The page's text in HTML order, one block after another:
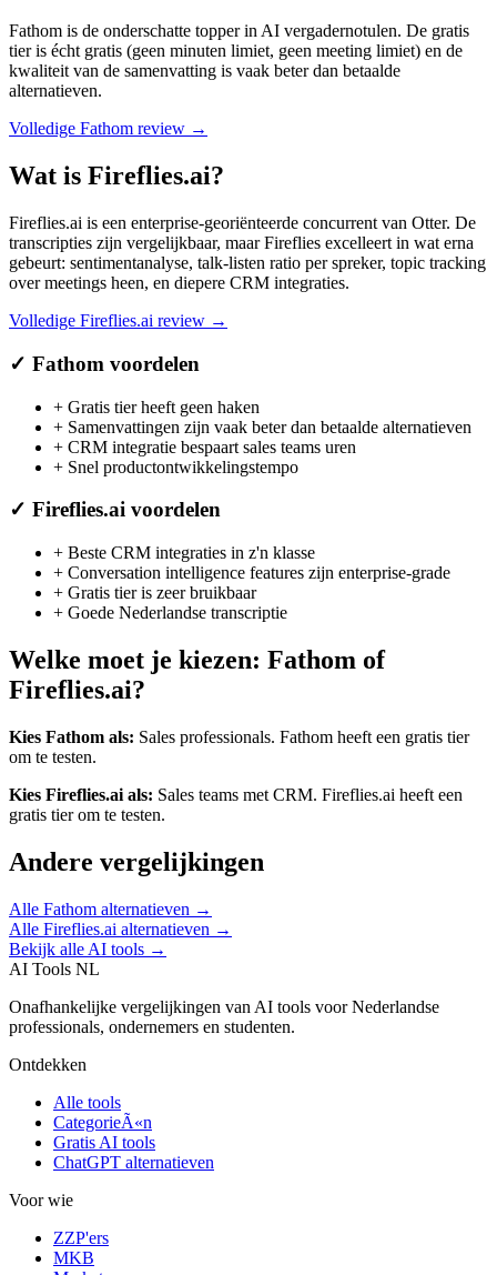
Fathom is de onderschatte topper in AI vergadernotulen. De gratis
tier is écht gratis (geen minuten limiet, geen meeting limiet) en de
kwaliteit van de samenvatting is vaak beter dan betaalde
alternatieven.
Volledige Fathom review →
Wat is Fireflies.ai?
Fireflies.ai is een enterprise-georiënteerde concurrent van Otter. De
transcripties zijn vergelijkbaar, maar Fireflies excelleert in wat erna
gebeurt: sentimentanalyse, talk-listen ratio per spreker, topic tracking
over meetings heen, en diepere CRM integraties.
Volledige Fireflies.ai review →
✓ Fathom voordelen
+ Gratis tier heeft geen haken
+ Samenvattingen zijn vaak beter dan betaalde alternatieven
+ CRM integratie bespaart sales teams uren
+ Snel productontwikkelingstempo
✓ Fireflies.ai voordelen
+ Beste CRM integraties in z'n klasse
+ Conversation intelligence features zijn enterprise-grade
+ Gratis tier is zeer bruikbaar
+ Goede Nederlandse transcriptie
Welke moet je kiezen: Fathom of
Fireflies.ai?
Kies Fathom als: Sales professionals. Fathom heeft een gratis tier
om te testen.
Kies Fireflies.ai als: Sales teams met CRM. Fireflies.ai heeft een
gratis tier om te testen.
Andere vergelijkingen
Alle Fathom alternatieven →
Alle Fireflies.ai alternatieven →
Bekijk alle AI tools →
AI Tools NL
Onafhankelijke vergelijkingen van AI tools voor Nederlandse
professionals, ondernemers en studenten.
Ontdekken
Alle tools
CategorieÃ«n
Gratis AI tools
ChatGPT alternatieven
Voor wie
ZZP'ers
MKB